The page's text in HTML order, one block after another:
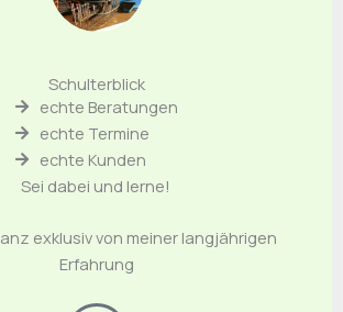
Schulterblick
echte Beratungen
echte Termine
echte Kunden
Sei dabei und lerne!
exklusiv von meiner langjährigen
Erfahrung